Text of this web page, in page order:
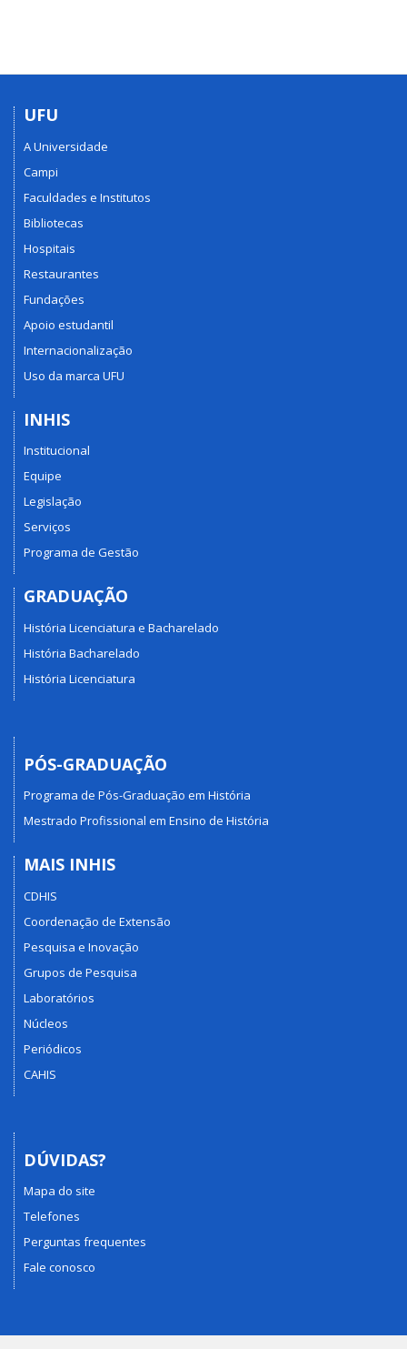
UFU
A Universidade
Campi
Faculdades e Institutos
Bibliotecas
Hospitais
Restaurantes
Fundações
Apoio estudantil
Internacionalização
Uso da marca UFU
INHIS
Institucional
Equipe
Legislação
Serviços
Programa de Gestão
GRADUAÇÃO
História Licenciatura e Bacharelado
História Bacharelado
História Licenciatura
PÓS-GRADUAÇÃO
Programa de Pós-Graduação em História
Mestrado Profissional em Ensino de História
MAIS INHIS
CDHIS
Coordenação de Extensão
Pesquisa e Inovação
Grupos de Pesquisa
Laboratórios
Núcleos
Periódicos
CAHIS
DÚVIDAS?
Mapa do site
Telefones
Perguntas frequentes
Fale conosco